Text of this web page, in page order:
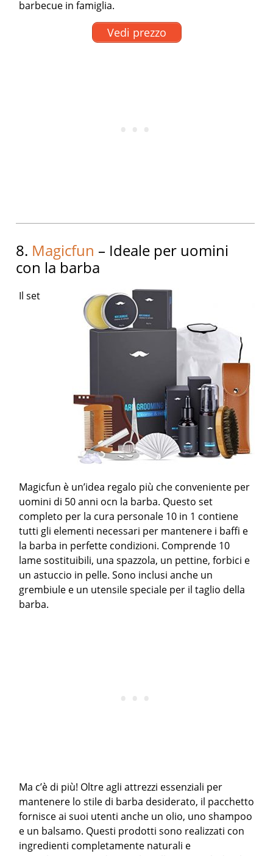
barbecue in famiglia.
Vedi prezzo
8. Magicfun – Ideale per uomini
con la barba
Il set
Magicfun è un’idea regalo più che conveniente per
uomini di 50 anni ocn la barba. Questo set
completo per la cura personale 10 in 1 contiene
tutti gli elementi necessari per mantenere i baffi e
la barba in perfette condizioni. Comprende 10
lame sostituibili, una spazzola, un pettine, forbici e
un astuccio in pelle. Sono inclusi anche un
grembiule e un utensile speciale per il taglio della
barba.
Ma c’è di più! Oltre agli attrezzi essenziali per
mantenere lo stile di barba desiderato, il pacchetto
fornisce ai suoi utenti anche un olio, uno shampoo
e un balsamo. Questi prodotti sono realizzati con
ingredienti completamente naturali e